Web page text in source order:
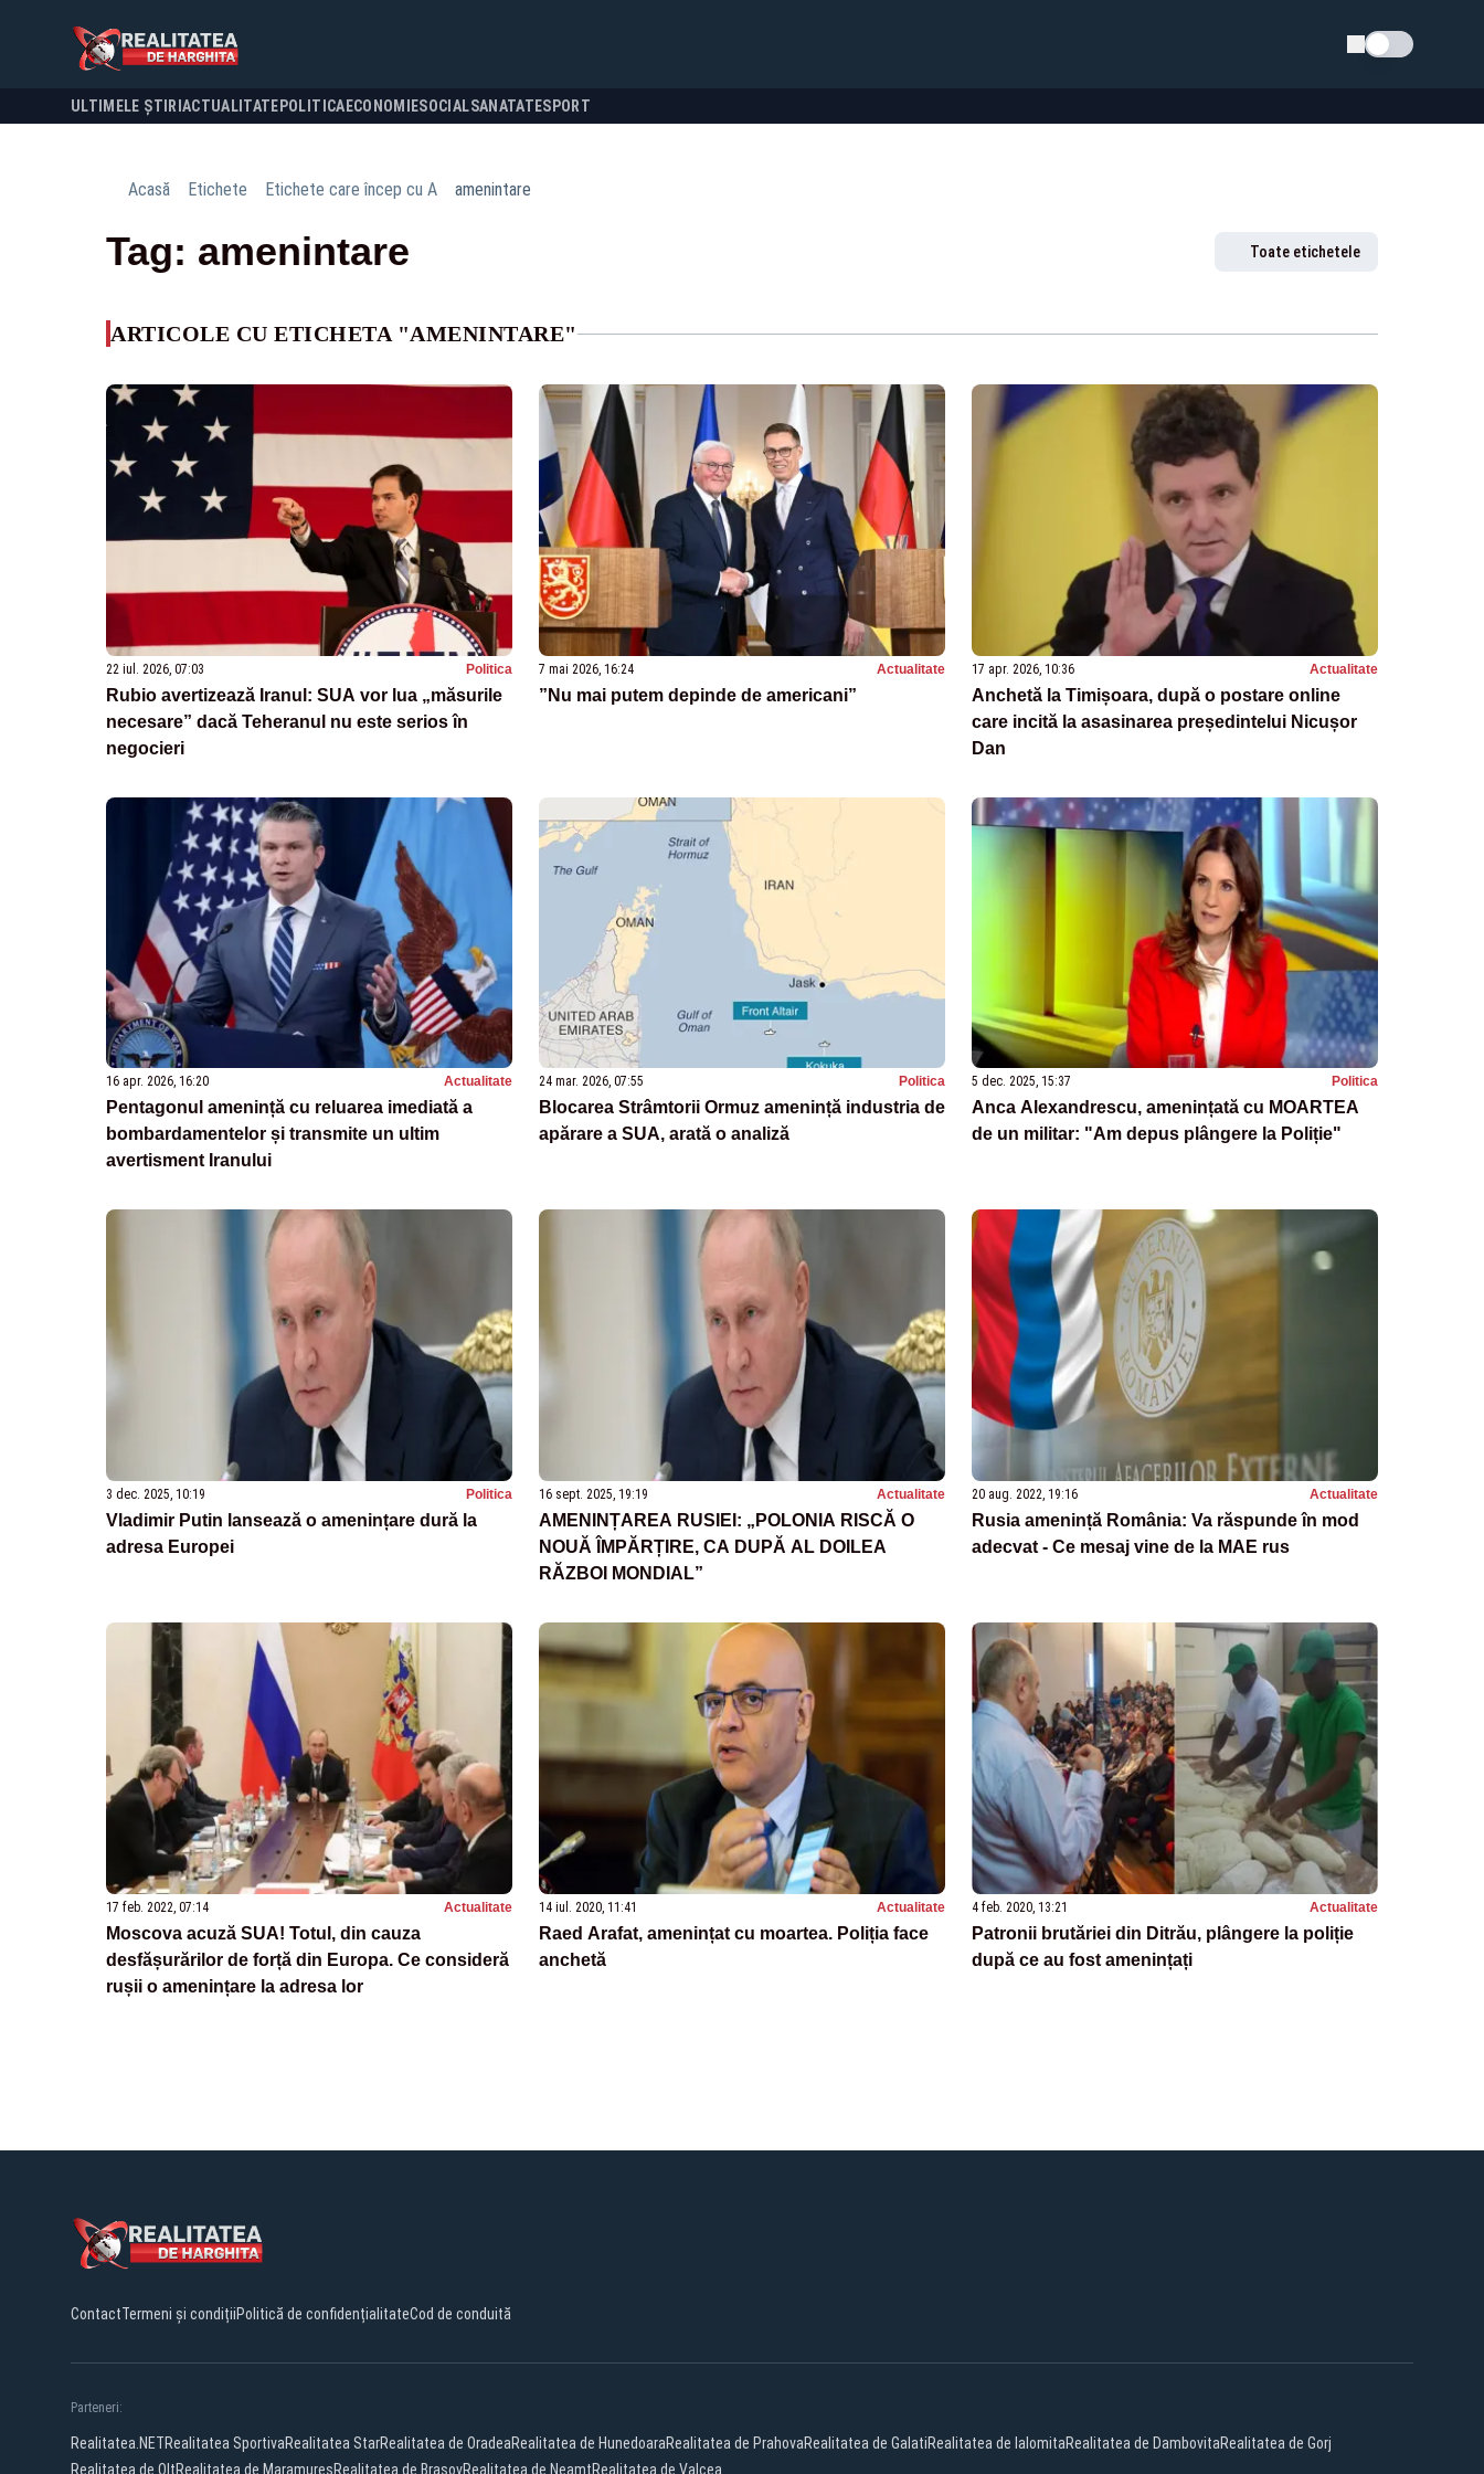
Schimba tema
ULTIMELE ȘTIRI ACTUALITATE POLITICA ECONOMIESOCIALSANATATESPORT
Acasă Etichete Etichete care încep cu A amenintare
Tag: amenintare Toate etichetele
ARTICOLE CU ETICHETA "AMENINTARE"
22 iul. 2026, 07:03 Politica
Rubio avertizează Iranul: SUA vor lua „măsurile
necesare” dacă Teheranul nu este serios în
negocieri
7 mai 2026, 16:24 Actualitate
”Nu mai putem depinde de americani”
17 apr. 2026, 10:36 Actualitate
Anchetă la Timișoara, după o postare online
care incită la asasinarea președintelui Nicușor
Dan
16 apr. 2026, 16:20 Actualitate
Pentagonul amenință cu reluarea imediată a
bombardamentelor și transmite un ultim
avertisment Iranului
24 mar. 2026, 07:55 Politica
Blocarea Strâmtorii Ormuz amenință industria de
apărare a SUA, arată o analiză
5 dec. 2025, 15:37 Politica
Anca Alexandrescu, amenințată cu MOARTEA
de un militar: "Am depus plângere la Poliție"
3 dec. 2025, 10:19 Politica
Vladimir Putin lansează o amenințare dură la
adresa Europei
16 sept. 2025, 19:19 Actualitate
AMENINȚAREA RUSIEI: „POLONIA RISCĂ O
NOUĂ ÎMPĂRȚIRE, CA DUPĂ AL DOILEA
RĂZBOI MONDIAL”
20 aug. 2022, 19:16 Actualitate
Rusia amenință România: Va răspunde în mod
adecvat - Ce mesaj vine de la MAE rus
17 feb. 2022, 07:14 Actualitate
Moscova acuză SUA! Totul, din cauza
desfășurărilor de forță din Europa. Ce consideră
rușii o amenințare la adresa lor
14 iul. 2020, 11:41 Actualitate
Raed Arafat, amenințat cu moartea. Poliția face
anchetă
4 feb. 2020, 13:21 Actualitate
Patronii brutăriei din Ditrău, plângere la poliție
după ce au fost amenințați
ContactTermeni și condițiiPolitică de confidențialitateCod de conduită
Parteneri:
Realitatea.NETRealitatea SportivaRealitatea StarRealitatea de OradeaRealitatea de HunedoaraRealitatea de PrahovaRealitatea de GalatiRealitatea de IalomitaRealitatea de DambovitaRealitatea de Gorj
Realitatea de OltRealitatea de MaramuresRealitatea de BrasovRealitatea de NeamtRealitatea de Valcea